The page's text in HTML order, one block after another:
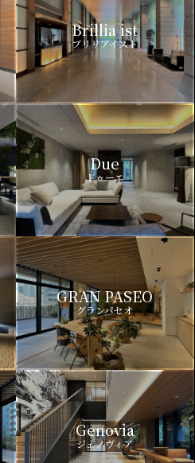
Brillia ist
ブリリアイスト
Due
ドゥーエ
GRAN PASEO
グランパセオ
Genovia
ジェノヴィア